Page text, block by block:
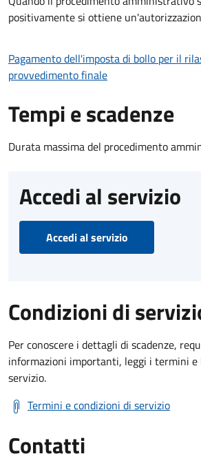
positivamente si ottiene
Pagamento dell'imposta di bollo per il
provvedimento finale
Tempi e scadenze
Durata massima del procedimento
Accedi al servizio
Accedi al servizio
Condizioni di
Per conoscere i dettagli di scadenze,
informazioni importanti, leggi i termini e
servizio.
Termini e condizioni di servizio
Contatti